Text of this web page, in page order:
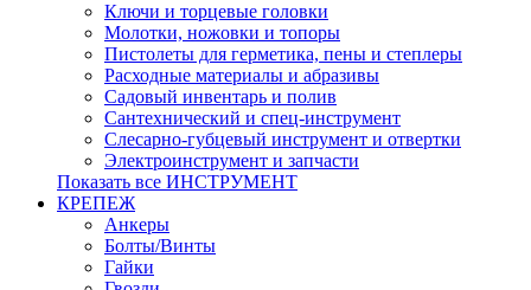
Ключи и торцевые головки
Молотки, ножовки и топоры
Пистолеты для герметика, пены и степлеры
Расходные материалы и абразивы
Садовый инвентарь и полив
Сантехнический и спец-инструмент
Слесарно-губцевый инструмент и отвертки
Электроинструмент и запчасти
Показать все ИНСТРУМЕНТ
КРЕПЕЖ
Анкеры
Болты/Винты
Гайки